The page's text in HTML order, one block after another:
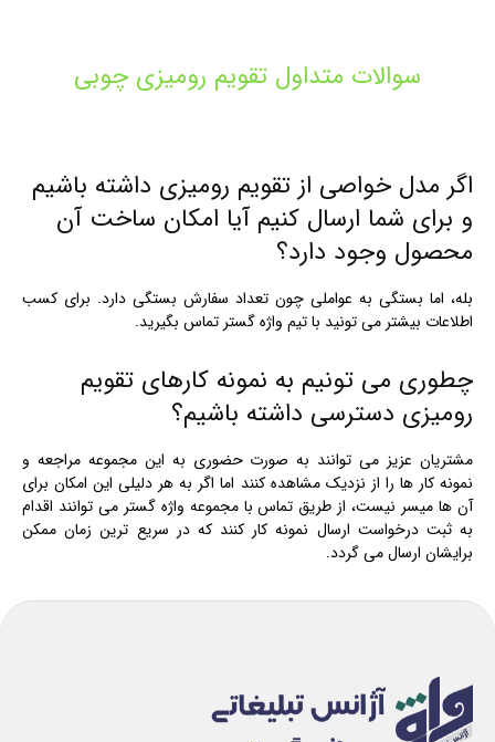
سوالات متداول تقویم رومیزی چوبی
اگر مدل خواصی از تقویم رومیزی داشته باشیم
و برای شما ارسال کنیم آیا امکان ساخت آن
محصول وجود دارد؟
بله، اما بستگی به عواملی چون تعداد سفارش بستگی دارد. برای کسب
اطلاعات بیشتر می تونید با تیم واژه گستر تماس بگیرید.
چطوری می تونیم به نمونه کارهای تقویم
رومیزی دسترسی داشته باشیم؟
مشتریان عزیز می توانند به صورت حضوری به این مجموعه مراجعه و
نمونه کار ها را از نزدیک مشاهده کنند اما اگر به هر دلیلی این امکان برای
آن ها میسر نیست، از طریق تماس با مجموعه واژه گستر می توانند اقدام
به ثبت درخواست ارسال نمونه کار کنند که در سریع ترین زمان ممکن
برایشان ارسال می گردد.